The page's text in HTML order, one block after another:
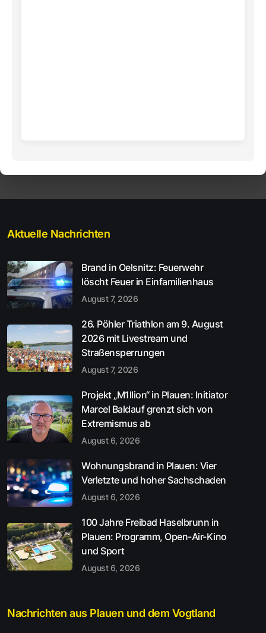
Aktuelle Nachrichten
Brand in Oelsnitz: Feuerwehr
löscht Feuer in Einfamilienhaus
August 7, 2026
26. Pöhler Triathlon am 9. August
2026 mit Livestream und
Straßensperrungen
August 7, 2026
Projekt „M1llion“ in Plauen: Initiator
Marcel Baldauf grenzt sich von
Extremismus ab
August 6, 2026
Wohnungsbrand in Plauen: Vier
Verletzte und hoher Sachschaden
August 6, 2026
100 Jahre Freibad Haselbrunn in
Plauen: Programm, Open-Air-Kino
und Sport
August 6, 2026
Nachrichten aus Plauen und dem Vogtland